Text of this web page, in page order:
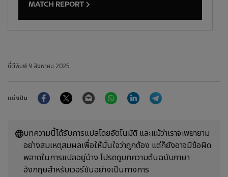
MATCH REPORT
ที่ตีพิมพ์ 9 สิงหาคม 2025
แบ่งปัน
FacebookTwitter Email WhatsAppLinkedIn
บทความนี้ได้รับการแปลโดยอัตโนมัติ และแม้ว่าเราจะพยายาม
อย่างสมเหตุสมผลเพื่อให้มั่นใจว่าถูกต้อง แต่ก็ยังอาจมีข้อผิด
พลาดในการแปลอยู่บ้าง โปรดดูบทความต้นฉบับภาษา
อังกฤษสำหรับเวอร์ชันอย่างเป็นทางการ